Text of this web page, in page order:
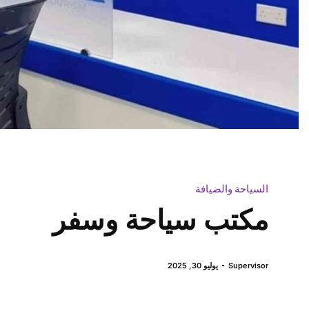
السياحة والضيافة
مكتب سياحة وسفر
Supervisor يوليو 30, 2025